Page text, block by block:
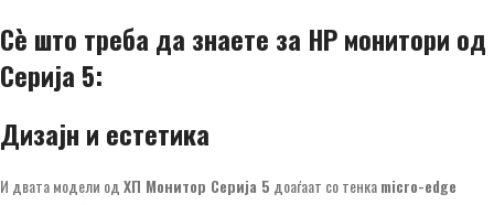
Сè што треба да знаете за HP монитори од
Серија 5:
Дизајн и естетика
И двата модели одХП Монитор Серија 5 доаѓаат со тенкаmicro-edge